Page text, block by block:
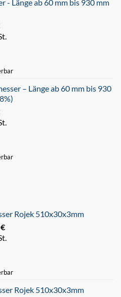
- Länge ab 60 mm bis 930 mm
3,11 €
– Länge ab 60 mm bis 930
5,09 €
Rojek 510x30x3mm
€Aktueller
Preis
Rojek 510x30x3mm